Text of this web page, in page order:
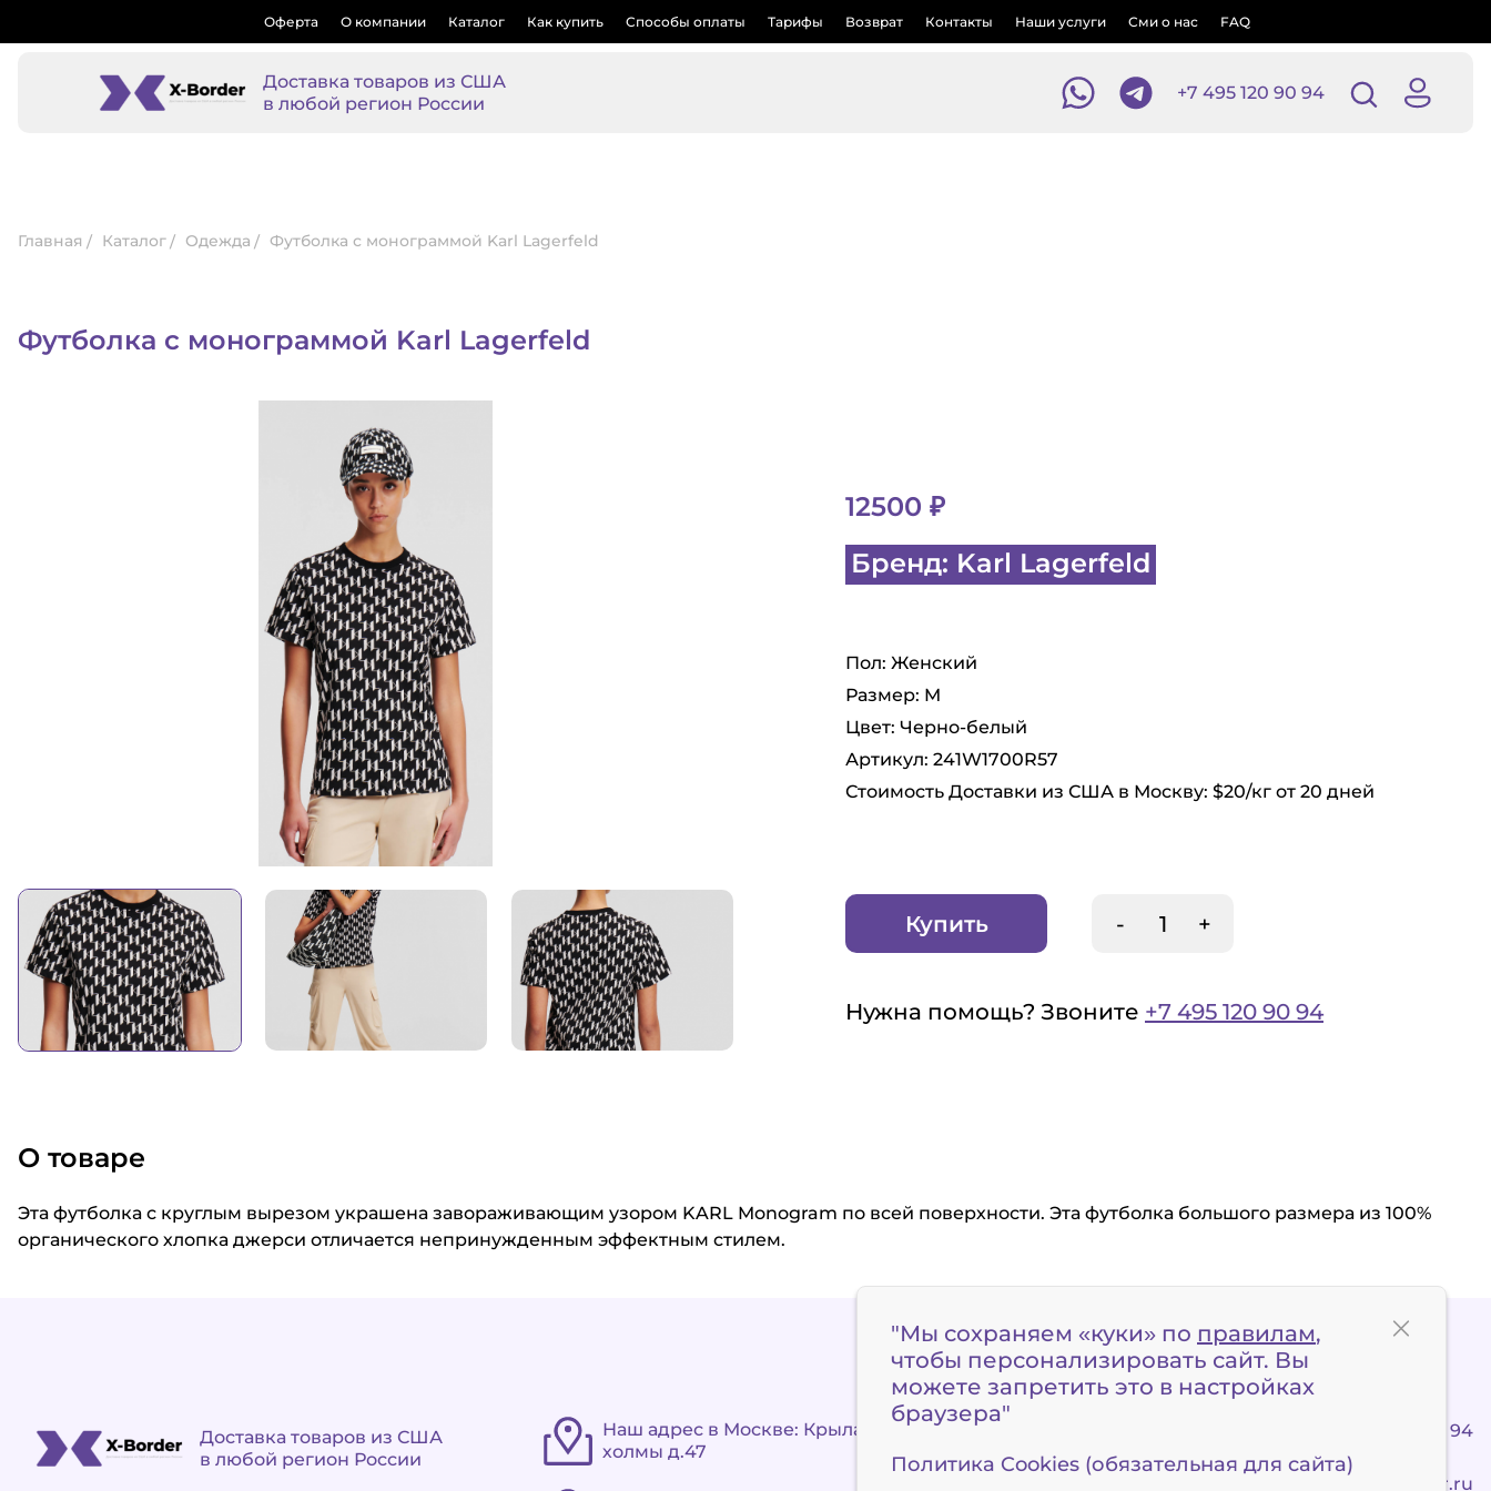
Оферта О компании Каталог Как купить Способы оплаты Тарифы Возврат Контакты Наши услуги Сми о нас FAQ
+7 495 120 90 94
Доставка товаров из США
в любой регион России
Главная Каталог Одежда Футболка с монограммой Karl Lagerfeld
Футболка с монограммой Karl Lagerfeld
12500 ₽
Бренд: Karl Lagerfeld
Пол: Женский
Размер: M
Цвет: Черно-белый
Артикул: 241W1700R57
Стоимость Доставки из США в Москву: $20/кг от 20 дней
Купить - +
Нужна помощь? Звоните +7 495 120 90 94
О товаре
Эта футболка с круглым вырезом украшена завораживающим узором KARL Monogram по всей поверхности. Эта футболка большого размера из 100%
органического хлопка джерси отличается непринужденным эффектным стилем.
Доставка товаров из США
в любой регион России
Наш адрес в Москве: Крылатские
холмы д.47
+7 495 120 90 94
client@x-border.ru
"Мы сохраняем «куки» по правилам,
чтобы персонализировать сайт. Вы
можете запретить это в настройках
браузера"
Политика Cookies (обязательная для сайта)